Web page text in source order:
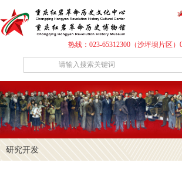
热线：023-65312300（沙坪坝片区）
研究开发